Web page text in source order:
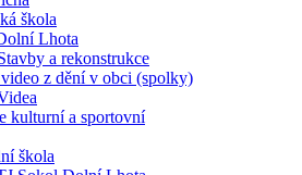
škola
Lhota
a rekonstrukce
z dění v obci (spolky)
kulturní a sportovní
škola